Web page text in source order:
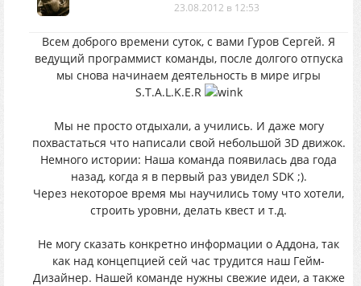
23.08.2012 в 12:53
Всем доброго времени суток, с вами Гуров Сергей. Я
ведущий программист команды, после долгого отпуска
мы снова начинаем деятельность в мире игры
S.T.A.L.K.E.R
Мы не просто отдыхали, а учились. И даже могу
похвастаться что написали свой небольшой 3D движок.
Немного истории: Наша команда появилась два года
назад, когда я в первый раз увидел SDK ;).
Через некоторое время мы научились тому что хотели,
строить уровни, делать квест и т.д.
Не могу сказать конкретно информации о Аддона, так
как над концепцией сей час трудится наш Гейм-
Дизайнер. Нашей команде нужны свежие идеи, а также